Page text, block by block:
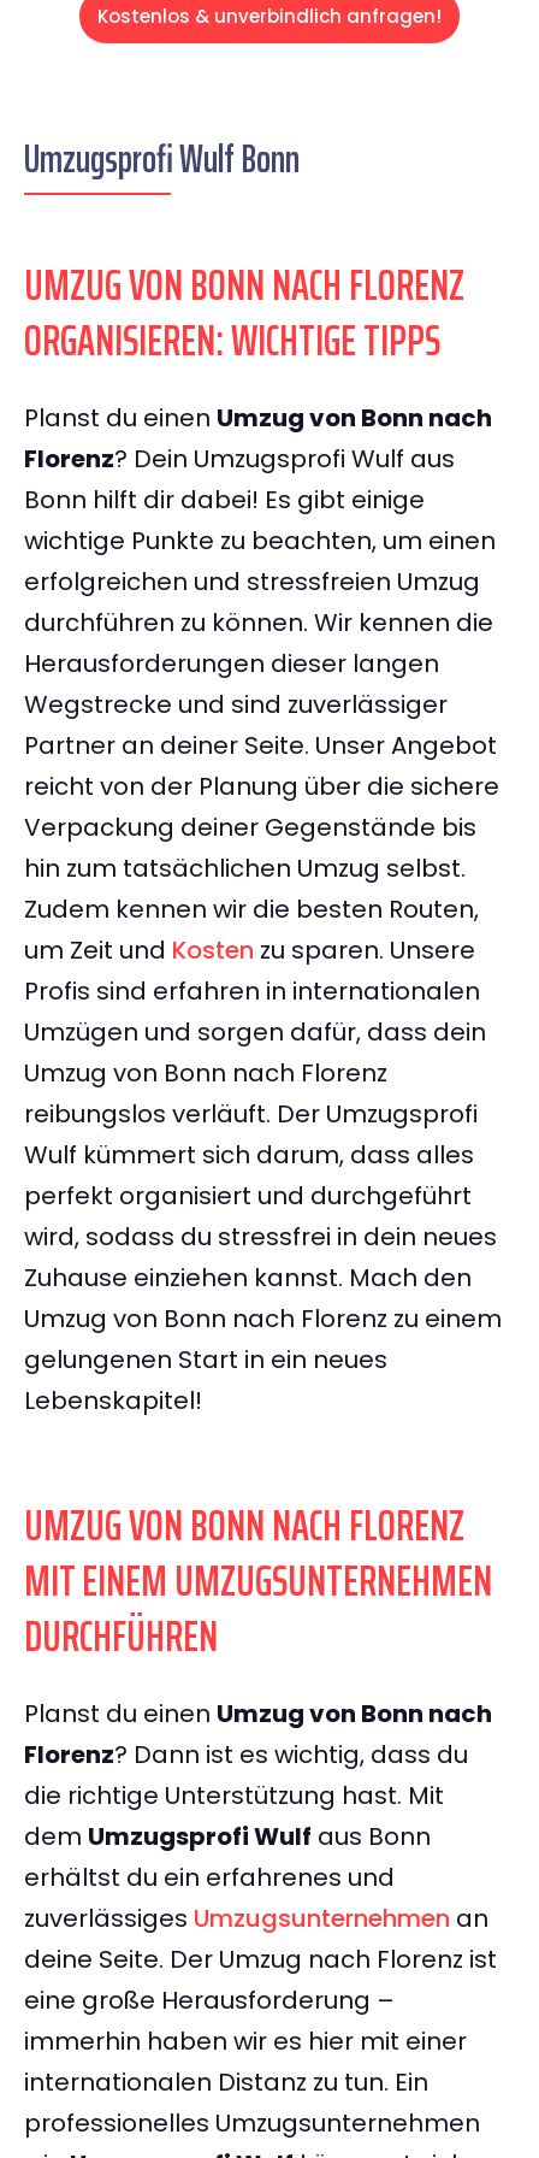
Kostenlos & unverbindlich anfragen!
Umzugsprofi Wulf Bonn
UMZUG VON BONN NACH FLORENZ
ORGANISIEREN: WICHTIGE TIPPS
Planst du einen Umzug von Bonn nach
Florenz? Dein Umzugsprofi Wulf aus
Bonn hilft dir dabei! Es gibt einige
wichtige Punkte zu beachten, um einen
erfolgreichen und stressfreien Umzug
durchführen zu können. Wir kennen die
Herausforderungen dieser langen
Wegstrecke und sind zuverlässiger
Partner an deiner Seite. Unser Angebot
reicht von der Planung über die sichere
Verpackung deiner Gegenstände bis
hin zum tatsächlichen Umzug selbst.
Zudem kennen wir die besten Routen,
um Zeit und Kosten zu sparen. Unsere
Profis sind erfahren in internationalen
Umzügen und sorgen dafür, dass dein
Umzug von Bonn nach Florenz
reibungslos verläuft. Der Umzugsprofi
Wulf kümmert sich darum, dass alles
perfekt organisiert und durchgeführt
wird, sodass du stressfrei in dein neues
Zuhause einziehen kannst. Mach den
Umzug von Bonn nach Florenz zu einem
gelungenen Start in ein neues
Lebenskapitel!
UMZUG VON BONN NACH FLORENZ
MIT EINEM UMZUGSUNTERNEHMEN
DURCHFÜHREN
Planst du einen Umzug von Bonn nach
Florenz? Dann ist es wichtig, dass du
die richtige Unterstützung hast. Mit
dem Umzugsprofi Wulf aus Bonn
erhältst du ein erfahrenes und
zuverlässiges Umzugsunternehmen an
deine Seite. Der Umzug nach Florenz ist
eine große Herausforderung –
immerhin haben wir es hier mit einer
internationalen Distanz zu tun. Ein
professionelles Umzugsunternehmen